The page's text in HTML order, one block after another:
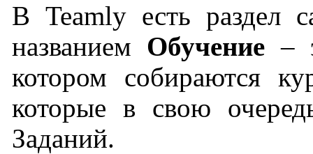
В Teamly есть раздел
названием Обучение –
котором собираются
которые в свою
Заданий.